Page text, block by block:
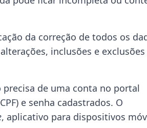
da correção de todos os
inclusões e exclusões
precisa de uma conta no portal
e senha cadastrados. O
, aplicativo para dispositivos